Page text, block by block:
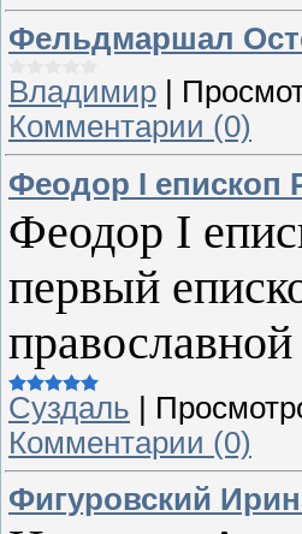
Фельдмаршал
Владимир
Комментарии (0)
Феодор I епископ
Феодор I
первый
Суздаль |
Комментарии (0)
Фигуровский